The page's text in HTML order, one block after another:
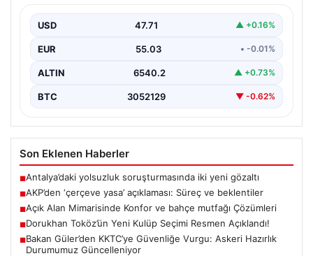
toplantısını yarın gerçekleştireceklerini belirtti. Güler,
kanun…
USD 47.71 ▲ +0.16%
EUR 55.03 • -0.01%
ALTIN 6540.2 ▲ +0.73%
BTC 3052129 ▼ -0.62%
Son Eklenen Haberler
■Antalya’daki yolsuzluk soruşturmasında iki yeni gözaltı
■AKP’den ‘çerçeve yasa’ açıklaması: Süreç ve beklentiler
■Açık Alan Mimarisinde Konfor ve bahçe mutfağı Çözümleri
■Dorukhan Toköz’ün Yeni Kulüp Seçimi Resmen Açıklandı!
■Bakan Güler’den KKTC’ye Güvenliğe Vurgu: Askeri Hazırlık
Durumumuz Güncelleniyor